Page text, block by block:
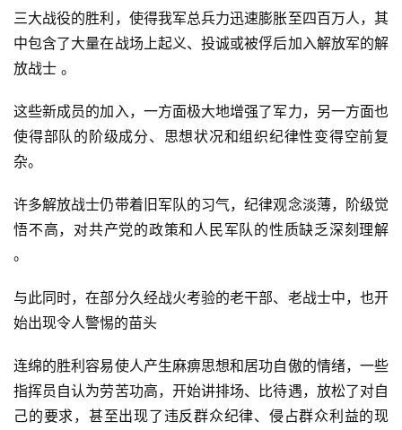
三大战役的胜利，使得我军总兵力迅速膨胀至四百万人，其
中包含了大量在战场上起义、投诚或被俘后加入解放军的解
放战士 。
这些新成员的加入，一方面极大地增强了军力，另一方面也
使得部队的阶级成分、思想状况和组织纪律性变得空前复
杂。
许多解放战士仍带着旧军队的习气，纪律观念淡薄，阶级觉
悟不高，对共产党的政策和人民军队的性质缺乏深刻理解
。
与此同时，在部分久经战火考验的老干部、老战士中，也开
始出现令人警惕的苗头
连绵的胜利容易使人产生麻痹思想和居功自傲的情绪，一些
指挥员自认为劳苦功高，开始讲排场、比待遇，放松了对自
己的要求，甚至出现了违反群众纪律、侵占群众利益的现